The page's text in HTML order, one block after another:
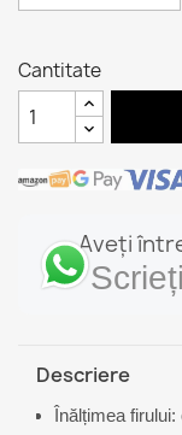
Cantitate
Aveți
Descriere
Înălțimea